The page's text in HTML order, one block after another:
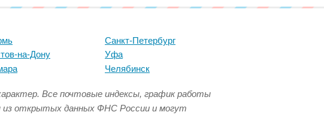
на-Дону
Санкт-Петербург
Уфа
Челябинск
Все почтовые индексы, график работы
из открытых данных ФНС России и могут